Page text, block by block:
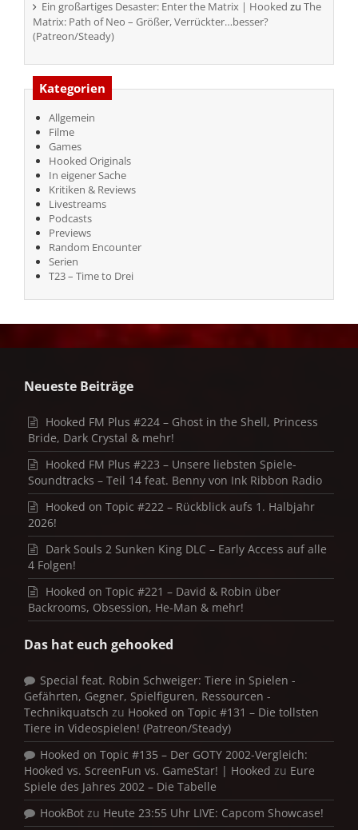
Ein großartiges Desaster: Enter the Matrix | Hooked zu The
Matrix: Path of Neo – Größer, Verrückter…besser?
(Patreon/Steady)
Kategorien
Allgemein
Filme
Games
Hooked Originals
In eigener Sache
Kritiken & Reviews
Livestreams
Podcasts
Previews
Random Encounter
Serien
T23 – Time to Drei
Neueste Beiträge
Hooked FM Plus #224 – Ghost in the Shell, Princess
Bride, Dark Crystal & mehr!
Hooked FM Plus #223 – Unsere liebsten Spiele-
Soundtracks – Teil 14 feat. Benny von Ink Ribbon Radio
Hooked on Topic #222 – Rückblick aufs 1. Halbjahr
2026!
Dark Souls 2 Sunken King DLC – Early Access auf alle
4 Folgen!
Hooked on Topic #221 – David & Robin über
Backrooms, Obsession, He-Man & mehr!
Das hat euch gehooked
Special feat. Robin Schweiger: Tiere in Spielen -
Gefährten, Gegner, Spielfiguren, Ressourcen -
Technikquatsch zu Hooked on Topic #131 – Die tollsten
Tiere in Videospielen! (Patreon/Steady)
Hooked on Topic #135 – Der GOTY 2002-Vergleich:
Hooked vs. ScreenFun vs. GameStar! | Hooked zu Eure
Spiele des Jahres 2002 – Die Tabelle
HookBot zu Heute 23:55 Uhr LIVE: Capcom Showcase!